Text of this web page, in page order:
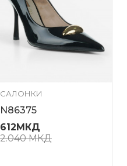
САЛОНКИ
N86375
612МКД
2.040МКД